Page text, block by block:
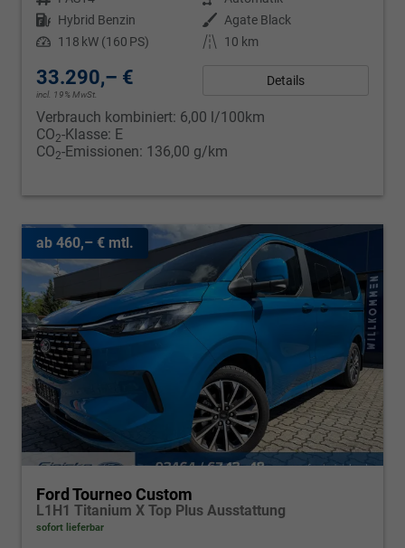
Kraftstoff Hybrid Benzin Außenfarbe Agate Black
Leistung 118 kW (160 PS) Kilometerstand 10 km
33.290,– €
incl. 19% MwSt.
Details
Verbrauch kombiniert: 6,00 l/100km
CO2-Klasse: E
CO2-Emissionen: 136,00 g/km
ab 460,– € mtl.
Ford Tourneo Custom
L1H1 Titanium X Top Plus Ausstattung
sofort lieferbar